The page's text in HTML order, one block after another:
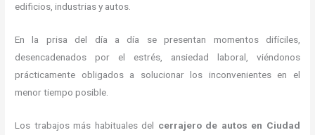
edificios, industrias y autos.
En la prisa del día a día se presentan momentos difíciles,
desencadenados por el estrés, ansiedad laboral, viéndonos
prácticamente obligados a solucionar los inconvenientes en el
menor tiempo posible.
Los trabajos más habituales del cerrajero de autos en Ciudad